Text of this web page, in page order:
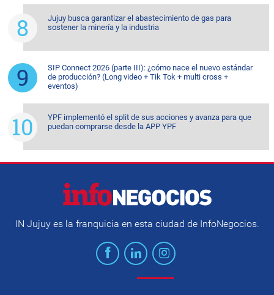
Jujuy busca garantizar el abastecimiento de gas para
sostener la minería y la industria
SIP Connect 2026 (parte III): ¿cómo nace el nuevo estándar
de producción? (Long video + Tik Tok + multi cross +
eventos)
YPF implementó el split de sus acciones y avanza para que
puedan comprarse desde la APP YPF
IN Jujuy es la franquicia en esta ciudad de InfoNegocios.